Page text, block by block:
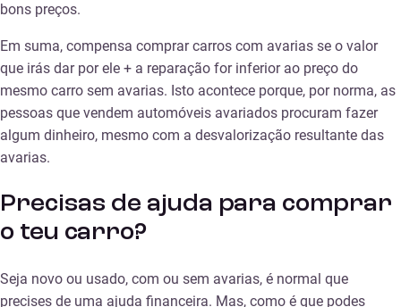
bons preços.
Em suma, compensa comprar carros com avarias se o valor
que irás dar por ele + a reparação for inferior ao preço do
mesmo carro sem avarias. Isto acontece porque, por norma, as
pessoas que vendem automóveis avariados procuram fazer
algum dinheiro, mesmo com a desvalorização resultante das
avarias.
Precisas de ajuda para comprar
o teu carro?
Seja novo ou usado, com ou sem avarias, é normal que
precises de uma ajuda financeira. Mas, como é que podes